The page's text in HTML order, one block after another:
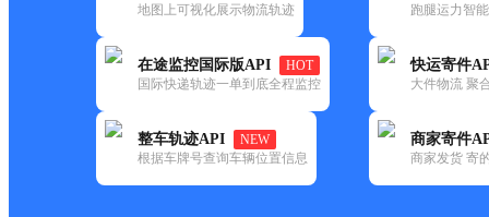
地图上可视化展示物流轨迹
在途监控国际版API
HOT
国际快递轨迹一单到底全程监控
整车轨迹API
NEW
根据车牌号查询车辆位置信息
跑腿运力智
快运寄件
大件物流 聚
商家寄件
商家发货 寄
韵达
黑龙江萝北县公司江滨农场便
更新时间：2022-07-14 00:00:00